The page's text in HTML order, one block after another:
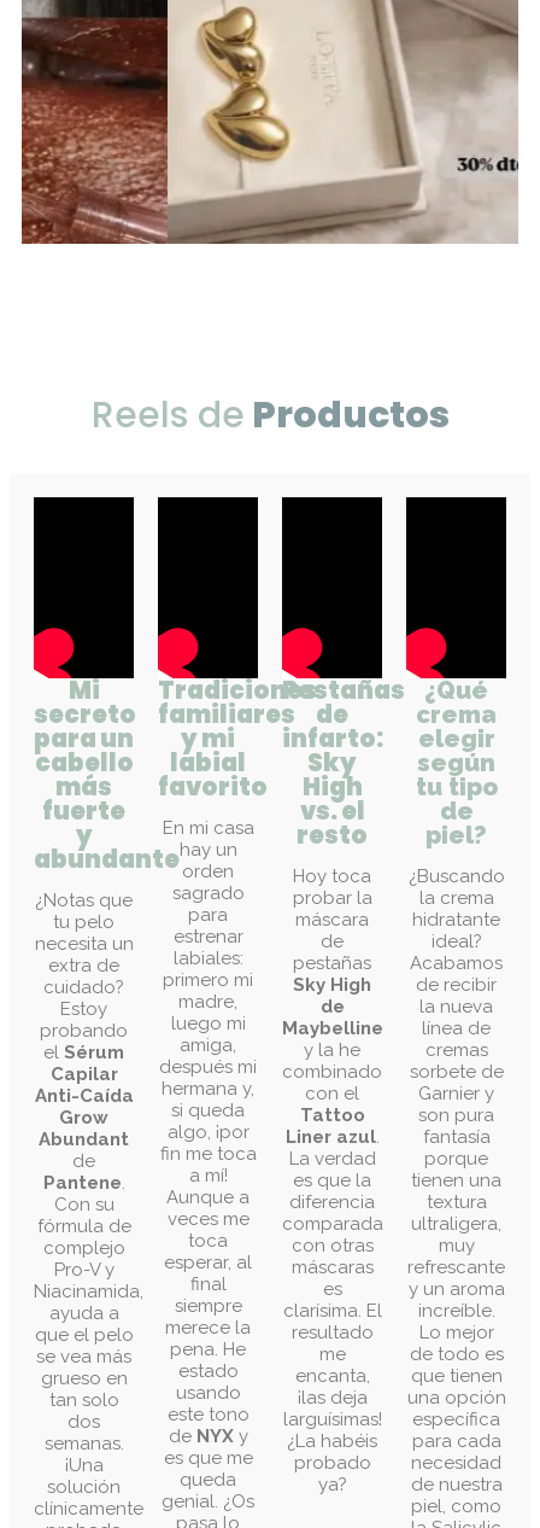
Reels de Productos
Mi
secreto
para un
cabello
más
fuerte
y
abundante
¿Notas que
tu pelo
necesita un
extra de
cuidado?
Estoy
probando
el Sérum
Capilar
Anti-Caída
Grow
Abundant
de
Pantene.
Con su
fórmula de
complejo
Pro-V y
Niacinamida,
ayuda a
que el pelo
se vea más
grueso en
tan solo
dos
semanas.
¡Una
solución
clínicamente
Tradiciones
familiares
y mi
labial
favorito
En mi casa
hay un
orden
sagrado
para
estrenar
labiales:
primero mi
madre,
luego mi
amiga,
después mi
hermana y,
si queda
algo, ¡por
fin me toca
a mí!
Aunque a
veces me
toca
esperar, al
final
siempre
merece la
pena. He
estado
usando
este tono
de NYXy
es que me
queda
genial. ¿Os
Pestañas
de
infarto:
Sky
High
vs. el
resto
Hoy toca
probar la
máscara
de
pestañas
Sky High
de
Maybelline
y la he
combinado
con el
Tattoo
Liner azul.
La verdad
es que la
diferencia
comparada
con otras
máscaras
es
clarísima. El
resultado
me
encanta,
¡las deja
larguísimas!
¿La habéis
probado
ya?
¿Qué
crema
elegir
según
tu tipo
de
piel?
¿Buscando
la crema
hidratante
ideal?
Acabamos
de recibir
la nueva
línea de
cremas
sorbete de
Garnier y
son pura
fantasía
porque
tienen una
textura
ultraligera,
muy
refrescante
y un aroma
increíble.
Lo mejor
de todo es
que tienen
una opción
específica
para cada
necesidad
de nuestra
piel, como